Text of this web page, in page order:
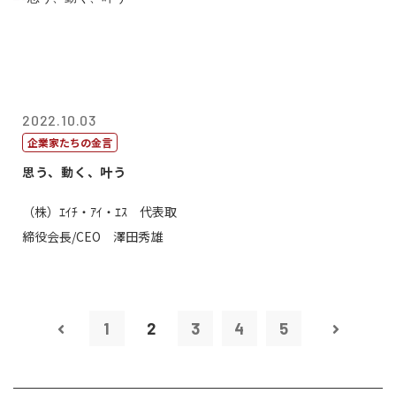
2022.10.03
企業家たちの金言
思う、動く、叶う
（株）ｴｲﾁ・ｱｲ・ｴｽ 代表取
締役会長/CEO 澤田秀雄
1 2 3 4 5